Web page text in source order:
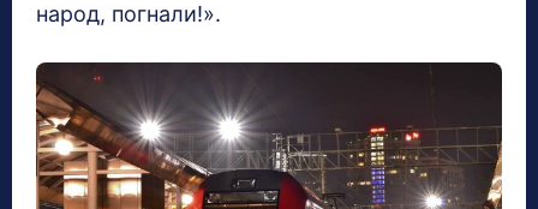
народ, погнали!».